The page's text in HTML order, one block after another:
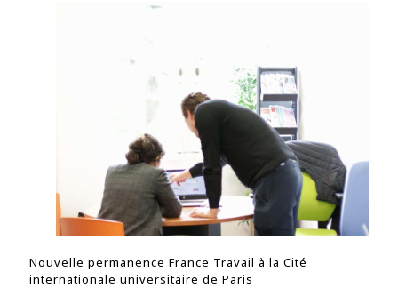
Nouvelle permanence France Travail à la Cité
internationale universitaire de Paris